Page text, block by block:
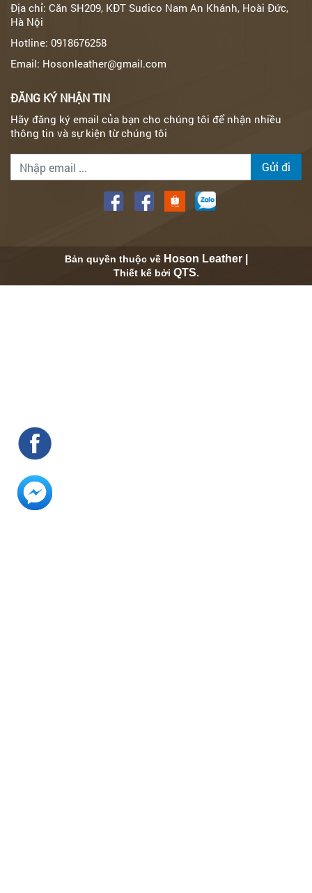
Địa chỉ: Căn SH209, KĐT Sudico Nam An Khánh, Hoài Đức,
Hà Nội
Hotline: 0918676258
Email: Hosonleather@gmail.com
ĐĂNG KÝ NHẬN TIN
Hãy đăng ký email của bạn cho chúng tôi để nhận nhiều
thông tin và sự kiện từ chúng tôi
Gửi đi
Bản quyền thuộc về Hoson Leather |
Thiết kế bởi QTS.